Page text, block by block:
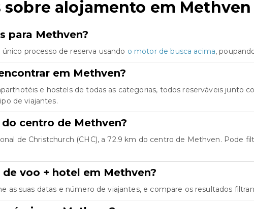
alojamento em Methven
para Methven?
processo de reserva usando o motor de busca acima,
em Methven?
e hostels de todas as categorias, todos reserváveis junto
de viajantes.
centro de Methven?
de Christchurch (CHC), a 72.9 km do centro de Methven. Pode
voo + hotel em Methven?
as suas datas e número de viajantes, e compare os resultados